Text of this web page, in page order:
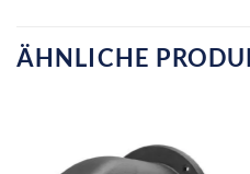
ÄHNLICHE